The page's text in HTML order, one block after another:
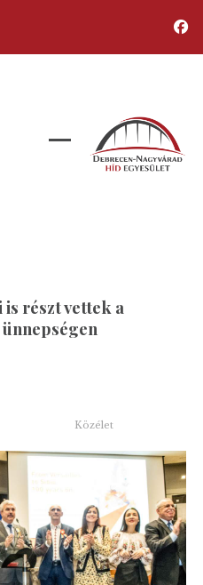
részt vettek a
Közélet